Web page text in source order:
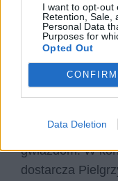
I want to opt-out
Retention, Sale,
Personal Data
Purposes for
Opted Out
CONFIRM
Data Deletion
Pielgrzym,
Czatyrdah do
Allaha, a także
wykonanego z
aby służyło
gwiazdom. W
dostarcza